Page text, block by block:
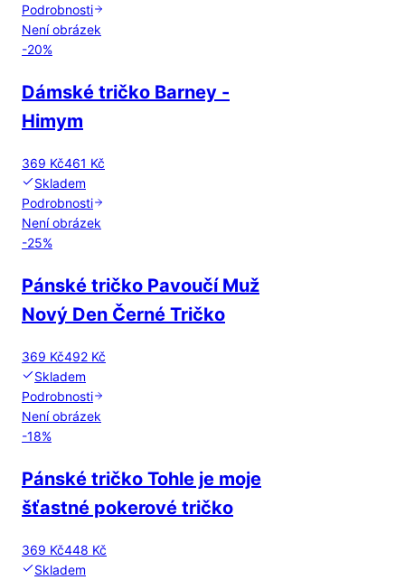
Podrobnosti
Není obrázek
-20%
Dámské tričko Barney -
Himym
369 Kč461 Kč
Skladem
Podrobnosti
Není obrázek
-25%
Pánské tričko Pavoučí Muž
Nový Den Černé Tričko
369 Kč492 Kč
Skladem
Podrobnosti
Není obrázek
-18%
Pánské tričko Tohle je moje
šťastné pokerové tričko
369 Kč448 Kč
Skladem